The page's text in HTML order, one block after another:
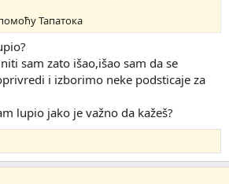
Тапатока
sam zato išao,išao sam da se
i izborimo neke podsticaje za
lupio jako je važno da kažeš?